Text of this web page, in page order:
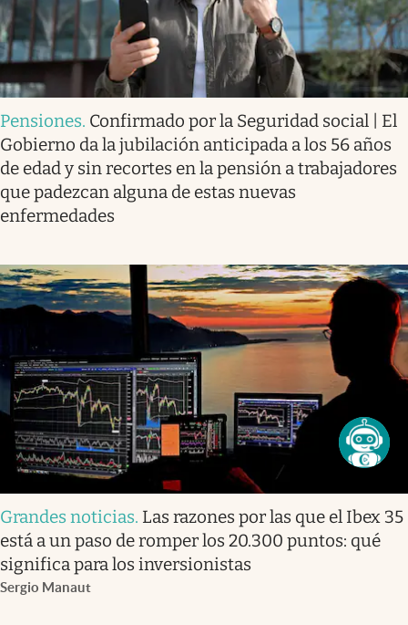
Pensiones. Confirmado por la Seguridad social | El
Gobierno da la jubilación anticipada a los 56 años
de edad y sin recortes en la pensión a trabajadores
que padezcan alguna de estas nuevas
enfermedades
Grandes noticias. Las razones por las que el Ibex 35
está a un paso de romper los 20.300 puntos: qué
significa para los inversionistas
Sergio Manaut